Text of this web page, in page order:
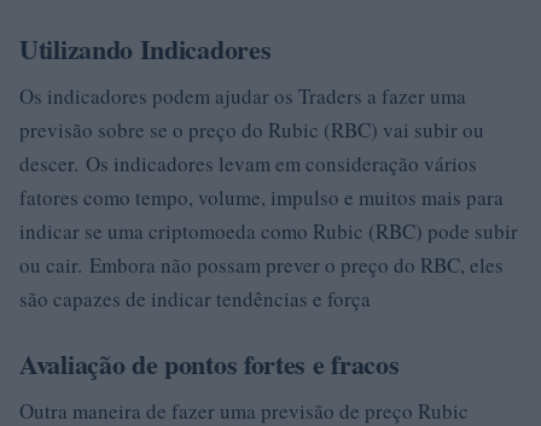
Utilizando Indicadores
Os indicadores podem ajudar os Traders a fazer uma
previsão sobre se o preço do Rubic (RBC) vai subir ou
descer. Os indicadores levam em consideração vários
fatores como tempo, volume, impulso e muitos mais para
indicar se uma criptomoeda como Rubic (RBC) pode subir
ou cair. Embora não possam prever o preço do RBC, eles
são capazes de indicar tendências e força
Avaliação de pontos fortes e fracos
Outra maneira de fazer uma previsão de preço Rubic